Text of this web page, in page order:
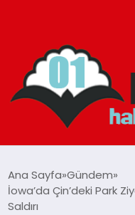
ADANA
Ana Sayfa Gündem
İowa’da Çin’deki Park
Saldırı